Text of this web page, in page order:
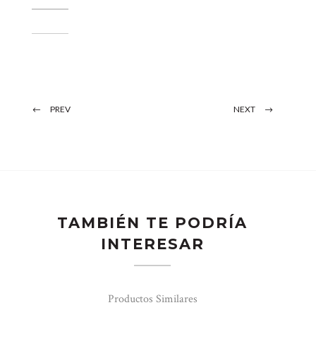
PREV NEXT
TAMBIÉN TE PODRÍA
INTERESAR
Productos Similares